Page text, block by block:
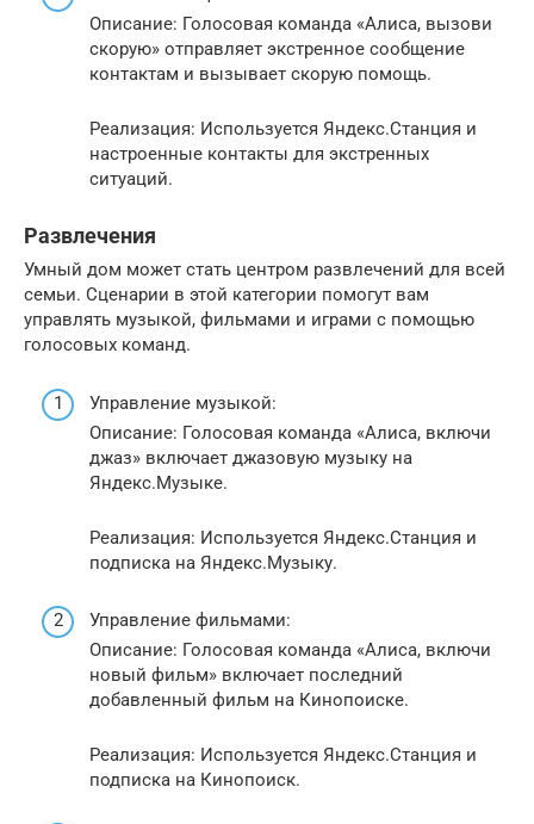
Описание: Голосовая команда «Алиса, вызови
скорую» отправляет экстренное сообщение
контактам и вызывает скорую помощь.
Реализация: Используется Яндекс.Станция и
настроенные контакты для экстренных
ситуаций.
Развлечения
Умный дом может стать центром развлечений для всей
семьи. Сценарии в этой категории помогут вам
управлять музыкой, фильмами и играми с помощью
голосовых команд.
Управление музыкой:
Описание: Голосовая команда «Алиса, включи
джаз» включает джазовую музыку на
Яндекс.Музыке.
Реализация: Используется Яндекс.Станция и
подписка на Яндекс.Музыку.
Управление фильмами:
Описание: Голосовая команда «Алиса, включи
новый фильм» включает последний
добавленный фильм на Кинопоиске.
Реализация: Используется Яндекс.Станция и
подписка на Кинопоиск.